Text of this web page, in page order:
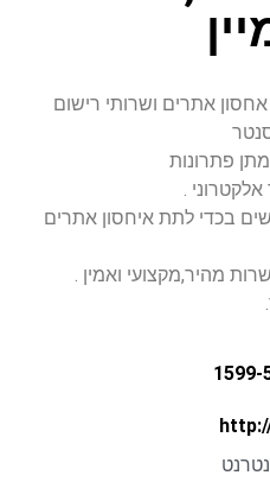
רב קווי בזק – 1599-50-50-02 אחסון אתרים ושרותי רישום
.
בכדי לתת איחסון אתרים
מהיר,מקצועי ואמין .